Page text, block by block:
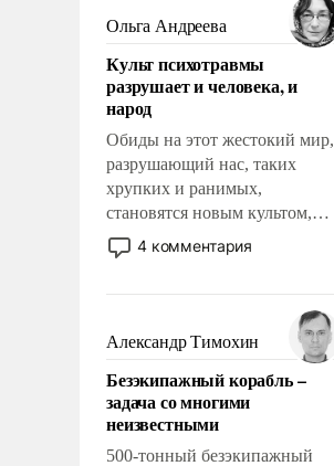
Ольга Андреева
Культ психотравмы
разрушает и человека, и
народ
Обиды на этот жестокий мир,
разрушающий нас, таких
хрупких и ранимых,
становятся новым культом,
постепенно вытесняя и
отменяя традиционное
мужественным и твердым под
ударами судьбы, брать на себя
ответственность, помогать
слабым, идти вперед и
адаптироваться.
4 комментария
Александр Тимохин
Безэкипажный корабль –
задача со многими
неизвестными
500-тонный безэкипажный